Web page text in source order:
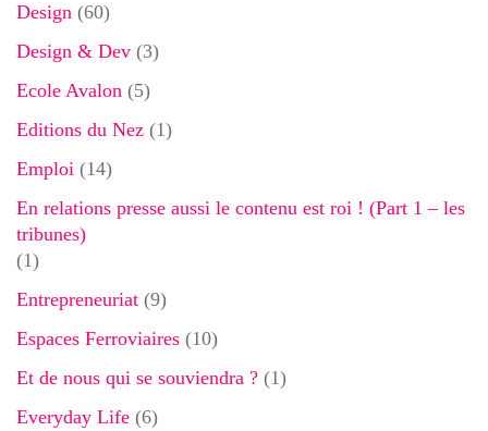
Design (60)
Design & Dev (3)
Ecole Avalon (5)
Editions du Nez (1)
Emploi (14)
En relations presse aussi le contenu est roi ! (Part 1 – les
tribunes)
(1)
Entrepreneuriat (9)
Espaces Ferroviaires (10)
Et de nous qui se souviendra ? (1)
Everyday Life (6)